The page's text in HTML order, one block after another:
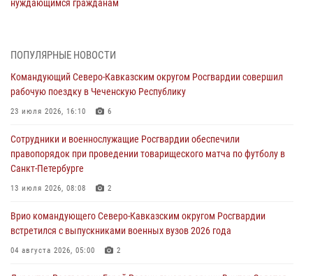
нуждающимся гражданам
В Чеченской Республике пожарные расчеты Росгвардии и МЧС
09 августа 2026, 08:00
В Центральных регионах России продолжается ведомственная
09 августа 2026, 08:00
Лучшие футбольные команды Южного округа Росгвардии
определили на Кубани
В Кузбассе росгвардейцы помогли вернуть горожанке пропавшую
мать
ПОПУЛЯРНЫЕ НОВОСТИ
Командующий Северо-Кавказским округом Росгвардии совершил
рабочую поездку в Чеченскую Республику
23 июля 2026, 16:10 6
Сотрудники и военнослужащие Росгвардии обеспечили
правопорядок при проведении товарищеского матча по футболу в
Санкт-Петербурге
13 июля 2026, 08:08 2
Врио командующего Северо-Кавказским округом Росгвардии
встретился с выпускниками военных вузов 2026 года
04 августа 2026, 05:00 2